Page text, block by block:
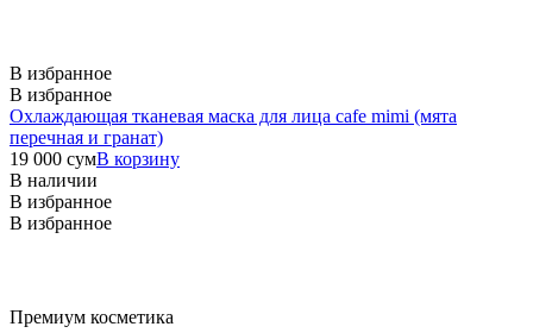
В избранное
В избранное
Охлаждающая тканевая маска для лица cafe mimi (мята
перечная и гранат)
19 000 сумВ корзину
В наличии
В избранное
В избранное
Премиум косметика